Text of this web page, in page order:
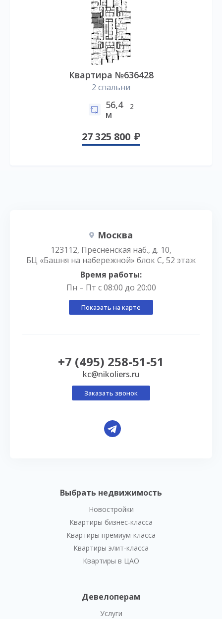
Квартира №636428
2 спальни
56,4
м
2
27 325 800
Выбрать недвижимость
Новостройки
Квартиры бизнес-класса
Квартиры премиум-класса
Квартиры элит-класса
Квартиры в ЦАО
Девелоперам
Услуги
Москва
123112, Пресненская наб., д. 10,
БЦ «Башня на набережной» блок С, 52 этаж
Время работы:
Пн – Пт с 08:00 до 20:00
Показать на карте
+7 (495) 258-51-51
kc@nikoliers.ru
Заказать звонок